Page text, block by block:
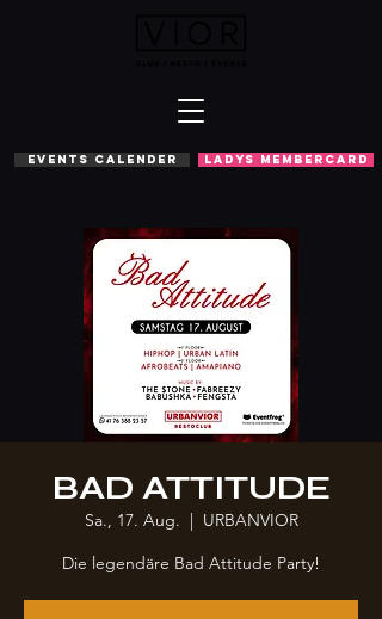
EVENTS CALENDER LADYS MEMBERCARD
BAD ATTITUDE
Sa., 17. Aug.
  |
URBANVIOR
Die legendäre Bad Attitude Party!